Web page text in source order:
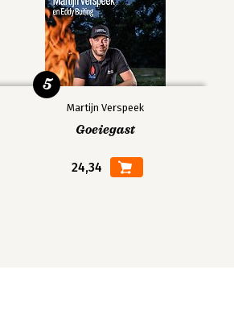
Martijn Verspeek
Goeiegast
24,34
5